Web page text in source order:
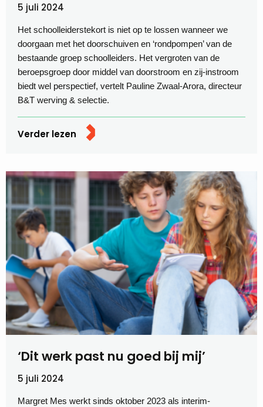
5 juli 2024
Het schoolleiderstekort is niet op te lossen wanneer we
doorgaan met het doorschuiven en ‘rondpompen’ van de
bestaande groep schoolleiders. Het vergroten van de
beroepsgroep door middel van doorstroom en zij-instroom
biedt wel perspectief, vertelt Pauline Zwaal-Arora, directeur
B&T werving & selectie.
Verder lezen
‘Dit werk past nu goed bij mij’
5 juli 2024
Margret Mes werkt sinds oktober 2023 als interim-